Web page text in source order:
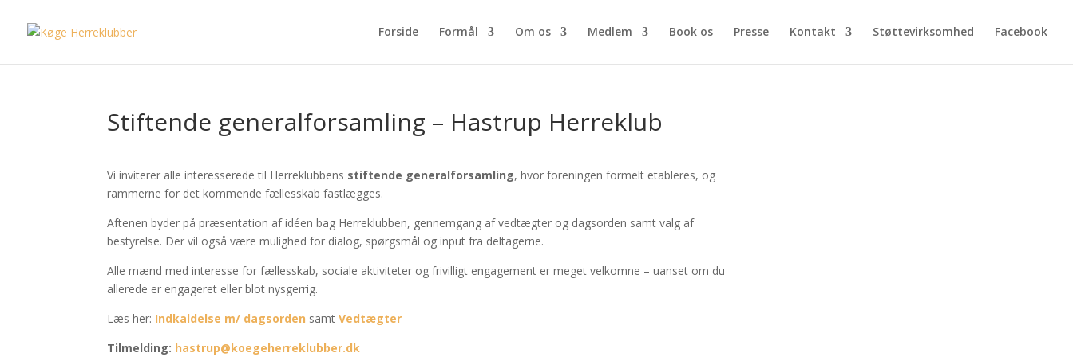
Forside Formål Om os Medlem Book os Presse Kontakt Støttevirksomhed Facebook
Stiftende generalforsamling – Hastrup Herreklub
Vi inviterer alle interesserede til Herreklubbens stiftende generalforsamling, hvor foreningen formelt etableres, og
rammerne for det kommende fællesskab fastlægges.
Aftenen byder på præsentation af idéen bag Herreklubben, gennemgang af vedtægter og dagsorden samt valg af
bestyrelse. Der vil også være mulighed for dialog, spørgsmål og input fra deltagerne.
Alle mænd med interesse for fællesskab, sociale aktiviteter og frivilligt engagement er meget velkomne – uanset om du
allerede er engageret eller blot nysgerrig.
Læs her: Indkaldelse m/ dagsorden samtVedtægter
Tilmelding: hastrup@koegeherreklubber.dk